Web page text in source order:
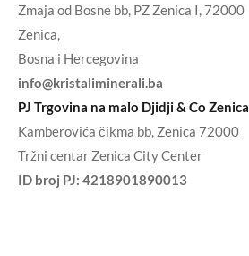
Zmaja od Bosne bb, PZ Zenica I, 72000
Zenica,
Bosna i Hercegovina
info@kristaliminerali.ba
PJ Trgovina na malo Djidji & Co Zenica
Kamberovića čikma bb, Zenica 72000
Tržni centar Zenica City Center
ID broj PJ: 4218901890013